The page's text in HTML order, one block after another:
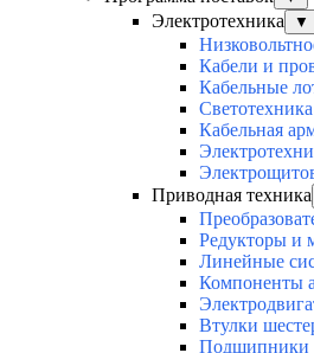
Электротехника ▼
Кабели и
Кабельные
Светотехника
Кабельная
Приводная техника
Редукторы и
Линейные
Компоненты
Втулки
Подшипники